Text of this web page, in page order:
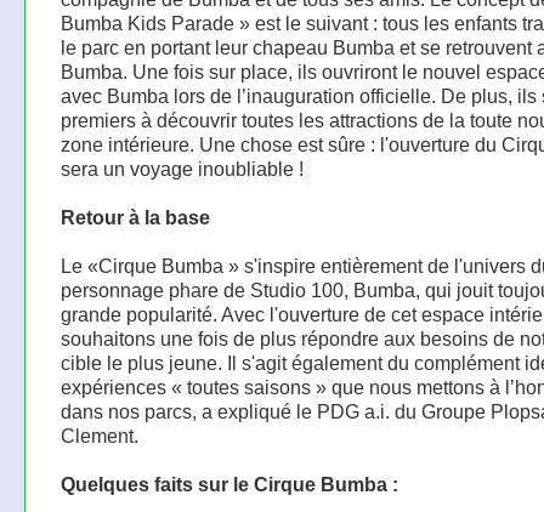
Bumba Kids Parade » est le suivant : tous les enfants
le parc en portant leur chapeau Bumba et se retrouvent
Bumba. Une fois sur place, ils ouvriront le nouvel
avec Bumba lors de l’inauguration officielle. De plus, ils
premiers à découvrir toutes les attractions de la toute
zone intérieure. Une chose est sûre : l'ouverture du
sera un voyage inoubliable !
Retour à la base
Le «Cirque Bumba » s'inspire entièrement de l'univers
personnage phare de Studio 100, Bumba, qui jouit
grande popularité. Avec l'ouverture de cet espace
souhaitons une fois de plus répondre aux besoins de
cible le plus jeune. Il s'agit également du complément
expériences « toutes saisons » que nous mettons à
dans nos parcs, a expliqué le PDG a.i. du Groupe
Clement.
Quelques faits sur le Cirque Bumba :